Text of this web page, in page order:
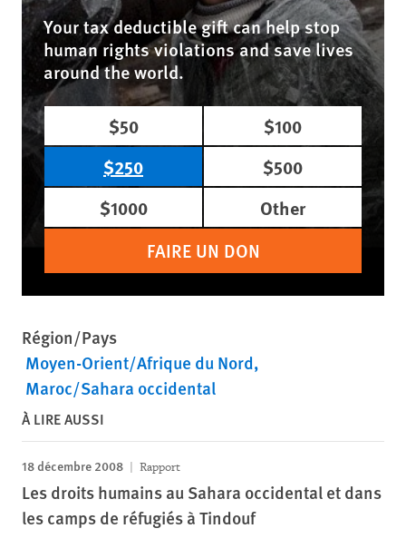
Your tax deductible gift can help stop
human rights violations and save lives
around the world.
$50
$100
$250
$500
$1000
Other
FAIRE UN DON
Région/Pays
Moyen-Orient/Afrique du Nord
Maroc/Sahara occidental
À LIRE AUSSI
18 décembre 2008 Rapport
Les droits humains au Sahara occidental et dans
les camps de réfugiés à Tindouf